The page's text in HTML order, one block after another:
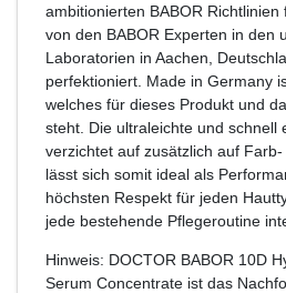
ambitionierten BABOR Richtlinien
von den BABOR Experten in den
Laboratorien in Aachen,
perfektioniert. Made in Germany
welches für dieses Produkt und
steht. Die ultraleichte und schnell
verzichtet auf zusätzlich auf
lässt sich somit ideal als
höchsten Respekt für jeden
jede bestehende Pflegeroutine
Hinweis: DOCTOR BABOR 10D
Serum Concentrate ist das